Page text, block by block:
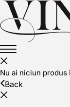
Nu ai niciun produs
Back